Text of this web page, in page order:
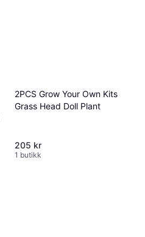
2PCS Grow Your Own Kits
Grass Head Doll Plant
205 kr
1 butikk